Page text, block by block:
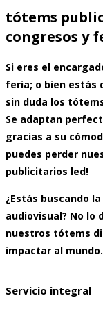
tótems
congresos y
Si eres el
feria; o bien estás
sin duda los
Se adaptan
gracias a su
puedes perder
publicitarios led!
¿Estás buscando
audiovisual? No lo
nuestros tótems
impactar al mundo.
Servicio integral